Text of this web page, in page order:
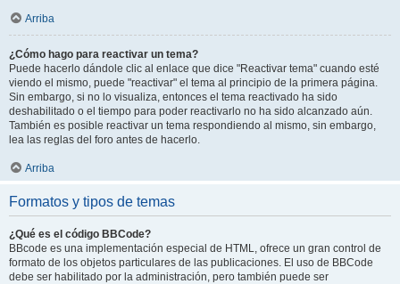
Arriba
¿Cómo hago para reactivar un tema?
Puede hacerlo dándole clic al enlace que dice "Reactivar tema" cuando esté
viendo el mismo, puede "reactivar" el tema al principio de la primera página.
Sin embargo, si no lo visualiza, entonces el tema reactivado ha sido
deshabilitado o el tiempo para poder reactivarlo no ha sido alcanzado aún.
También es posible reactivar un tema respondiendo al mismo, sin embargo,
lea las reglas del foro antes de hacerlo.
Arriba
Formatos y tipos de temas
¿Qué es el código BBCode?
BBcode es una implementación especial de HTML, ofrece un gran control de
formato de los objetos particulares de las publicaciones. El uso de BBCode
debe ser habilitado por la administración, pero también puede ser